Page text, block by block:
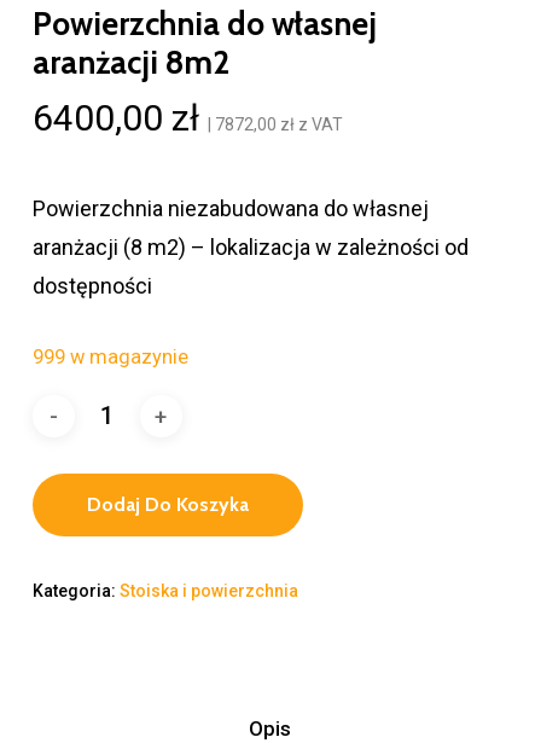
Powierzchnia do własnej
aranżacji 8m2
6400,00 zł 7872,00 złz VAT
Powierzchnia niezabudowana do własnej
aranżacji (8 m2) – lokalizacja w zależności od
dostępności
999 w magazynie
Dodaj Do Koszyka
Kategoria: Stoiska i powierzchnia
Opis